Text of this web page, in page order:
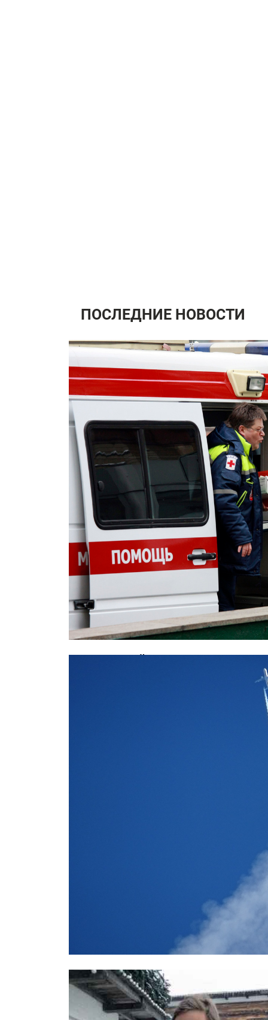
ПОСЛЕДНИЕ НОВОСТИ
В московской школе скончался
СМИ: над Ростовом-на-Дону едва